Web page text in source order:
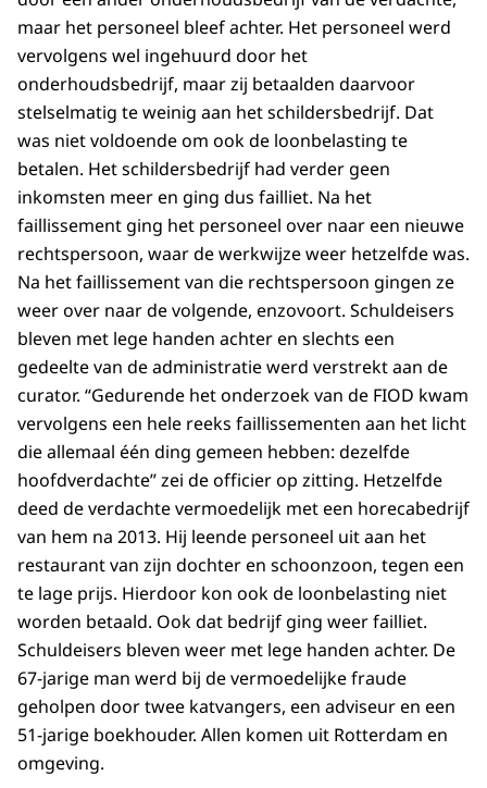
maar het personeel bleef achter. Het personeel werd
vervolgens wel ingehuurd door het
onderhoudsbedrijf, maar zij betaalden daarvoor
stelselmatig te weinig aan het schildersbedrijf. Dat
was niet voldoende om ook de loonbelasting te
betalen. Het schildersbedrijf had verder geen
inkomsten meer en ging dus failliet. Na het
faillissement ging het personeel over naar een nieuwe
rechtspersoon, waar de werkwijze weer hetzelfde was.
Na het faillissement van die rechtspersoon gingen ze
weer over naar de volgende, enzovoort. Schuldeisers
bleven met lege handen achter en slechts een
gedeelte van de administratie werd verstrekt aan de
curator. “Gedurende het onderzoek van de FIOD kwam
vervolgens een hele reeks faillissementen aan het licht
die allemaal één ding gemeen hebben: dezelfde
hoofdverdachte” zei de officier op zitting. Hetzelfde
deed de verdachte vermoedelijk met een horecabedrijf
van hem na 2013. Hij leende personeel uit aan het
restaurant van zijn dochter en schoonzoon, tegen een
te lage prijs. Hierdoor kon ook de loonbelasting niet
worden betaald. Ook dat bedrijf ging weer failliet.
Schuldeisers bleven weer met lege handen achter. De
67-jarige man werd bij de vermoedelijke fraude
geholpen door twee katvangers, een adviseur en een
51-jarige boekhouder. Allen komen uit Rotterdam en
omgeving.